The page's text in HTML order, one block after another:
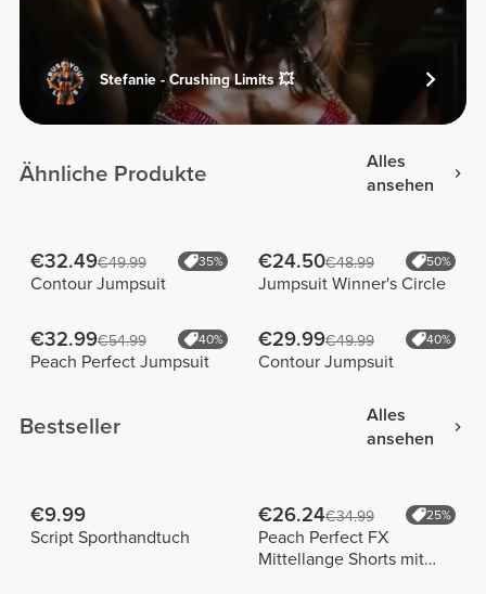
Stefanie - Crushing Limits 💥
Ähnliche Produkte
Alles
ansehen
€32.49€49.99 35%
Contour Jumpsuit
€24.50€48.99 50%
Jumpsuit Winner's Circle
€32.99€54.99 40%
Peach Perfect Jumpsuit
€29.99€49.99 40%
Contour Jumpsuit
Bestseller
Alles
ansehen
€9.99
Script Sporthandtuch
€26.24€34.99 25%
Peach Perfect FX
Mittellange Shorts mit